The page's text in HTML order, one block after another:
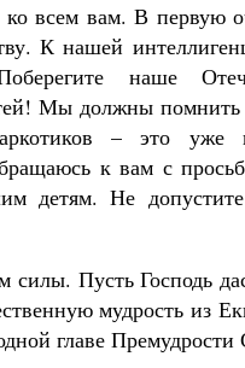
всем вам. В первую
К нашей
наше
Мы должны
– это уже
к вам с
детям. Не
силы. Пусть Господь
мудрость из
главе Премудрости